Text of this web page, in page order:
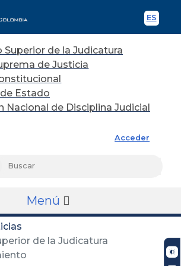
ES
Acceder
Buscar
Menú
de la Judicatura